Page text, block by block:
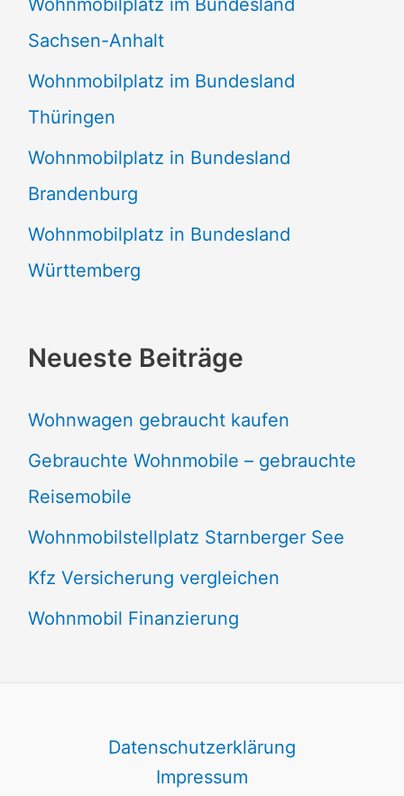
Wohnmobilplatz im Bundesland
Sachsen-Anhalt
Wohnmobilplatz im Bundesland
Thüringen
Wohnmobilplatz in Bundesland
Brandenburg
Wohnmobilplatz in Bundesland
Württemberg
Neueste Beiträge
Wohnwagen gebraucht kaufen
Gebrauchte Wohnmobile – gebrauchte
Reisemobile
Wohnmobilstellplatz Starnberger See
Kfz Versicherung vergleichen
Wohnmobil Finanzierung
Datenschutzerklärung
Impressum